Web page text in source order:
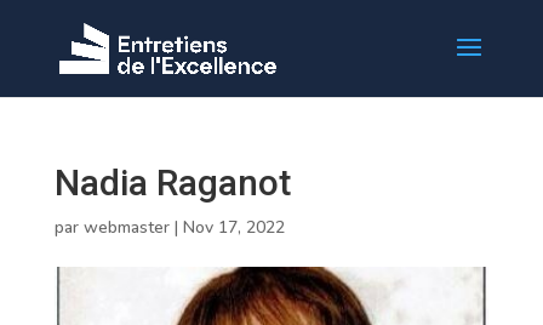
Nadia Raganot
par webmaster| Nov 17, 2022